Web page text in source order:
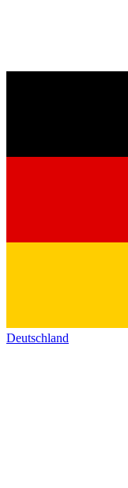
Deutschland